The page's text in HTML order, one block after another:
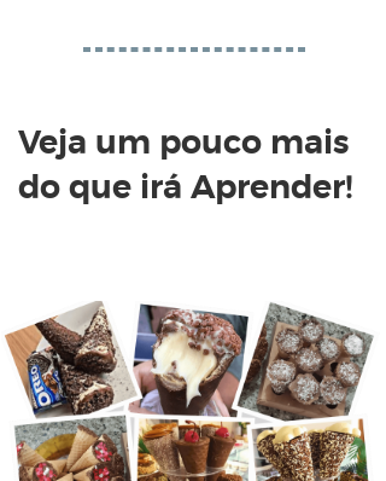
Veja um pouco mais
do que irá Aprender!